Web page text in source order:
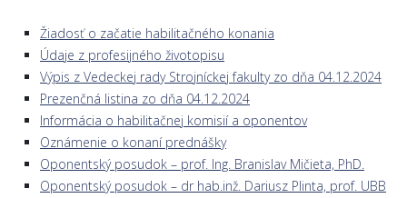
Žiadosť o začatie habilitačného konania
Údaje z profesijného životopisu
Výpis z Vedeckej rady Strojníckej fakulty zo dňa 04.12.2024
Prezenčná listina zo dňa 04.12.2024
Informácia o habilitačnej komisií a oponentov
Oznámenie o konaní prednášky
Oponentský posudok – prof. Ing. Branislav Mičieta, PhD.
Oponentský posudok – dr hab.inž. Dariusz Plinta, prof. UBB